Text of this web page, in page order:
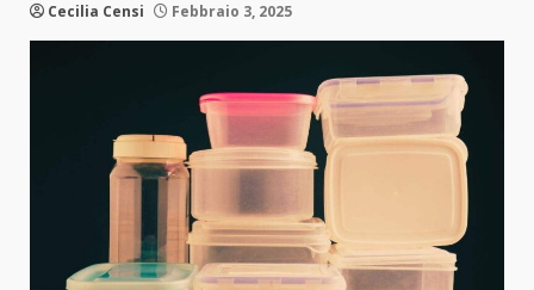
Cecilia Censi Febbraio 3, 2025